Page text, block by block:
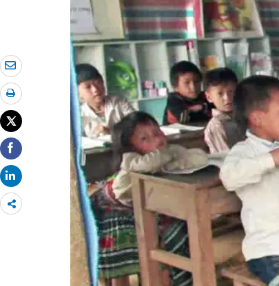
Share
more